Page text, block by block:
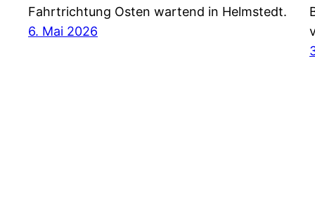
Fahrtrichtung Osten wartend in Helmstedt.
6. Mai 2026